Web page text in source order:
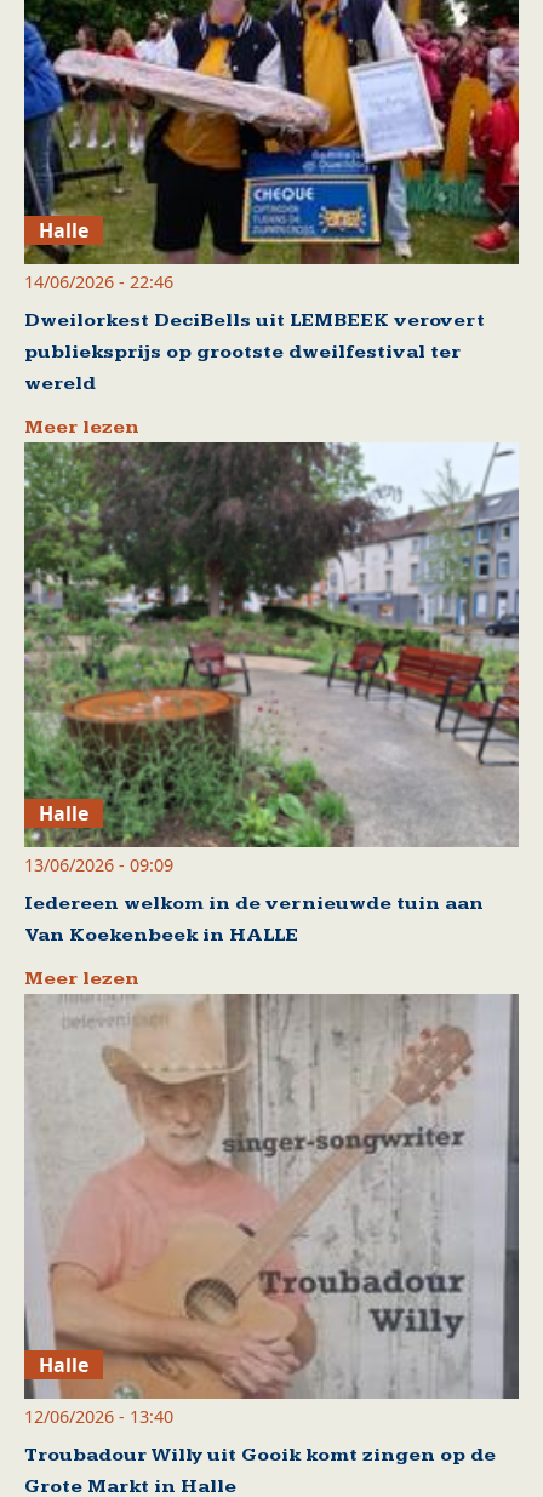
Halle
14/06/2026 - 22:46
Dweilorkest DeciBells uit LEMBEEK verovert
publieksprijs op grootste dweilfestival ter
wereld
Meer lezen
Halle
13/06/2026 - 09:09
Iedereen welkom in de vernieuwde tuin aan
Van Koekenbeek in HALLE
Meer lezen
Halle
12/06/2026 - 13:40
Troubadour Willy uit Gooik komt zingen op de
Grote Markt in Halle